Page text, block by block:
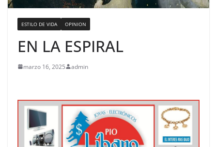
ESTILO DE VIDA OPINION
EN LA ESPIRAL
marzo 16, 2025 admin